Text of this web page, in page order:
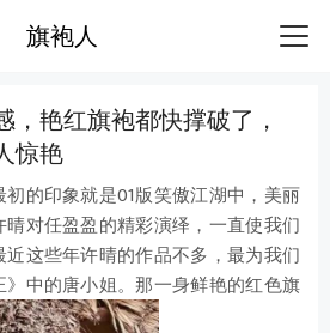
旗袍人
，艳红旗袍都快撑破了，
惊艳
的印象就是01版笑傲江湖中，美丽
对任盈盈的精彩演绎，一直使我们
近这些年许晴的作品不多，最为我们
中的唐小姐。那一身鲜艳的红色旗
珑有致的的